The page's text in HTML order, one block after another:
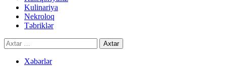
Kulinariya
Nekroloq
Təbriklər
Axtarış:
Xəbərlər